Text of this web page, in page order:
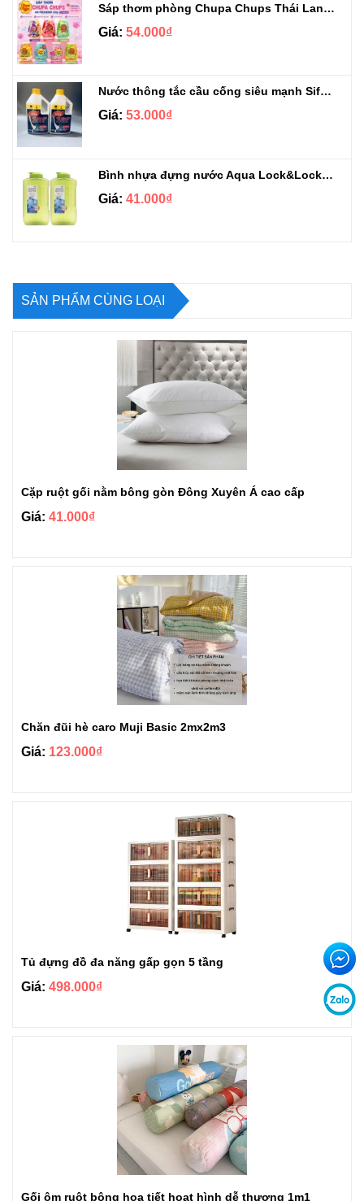
Sáp thơm phòng Chupa Chups Thái Lan 230g
Giá: 54.000₫
Nước thông tắc cầu cống siêu mạnh Sifa 1.4kg
Giá: 53.000₫
Bình nhựa đựng nước Aqua Lock&Lock 2.1L
Giá: 41.000₫
SẢN PHẨM CÙNG LOẠI
Cặp ruột gối nằm bông gòn Đông Xuyên Á cao cấp
Giá: 41.000₫
Chăn đũi hè caro Muji Basic 2mx2m3
Giá: 123.000₫
Tủ đựng đồ đa năng gấp gọn 5 tầng
Giá: 498.000₫
Gối ôm ruột bông họa tiết hoạt hình dễ thương 1m1